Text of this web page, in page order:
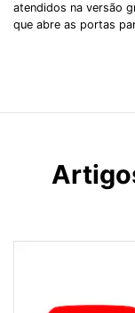
atendidos na versão
que abre as portas